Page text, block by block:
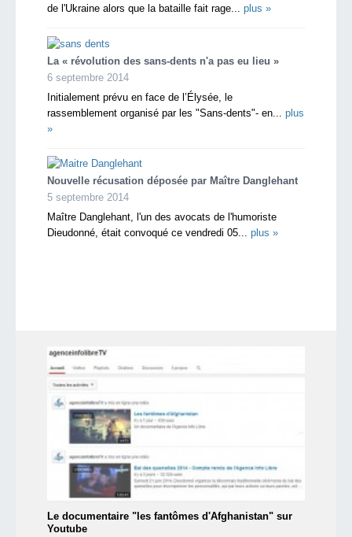
de l'Ukraine alors que la bataille fait rage... plus »
La « révolution des sans-dents n'a pas eu lieu »
6 septembre 2014
Initialement prévu en face de l’Élysée, le
rassemblement organisé par les "Sans-dents"- en... plus
»
Nouvelle récusation déposée par Maître Danglehant
5 septembre 2014
Maître Danglehant, l'un des avocats de l'humoriste
Dieudonné, était convoqué ce vendredi 05... plus »
Le documentaire "les fantômes d'Afghanistan" sur
Youtube